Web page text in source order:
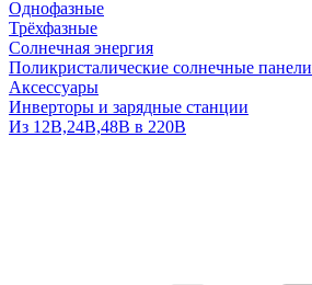
Однофазные
Трёхфазные
Солнечная энергия
Поликристалические солнечные панели
Аксессуары
Инверторы и зарядные станции
Из 12В,24В,48В в 220В